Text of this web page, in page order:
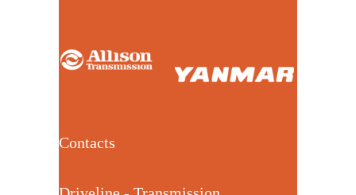
Contacts